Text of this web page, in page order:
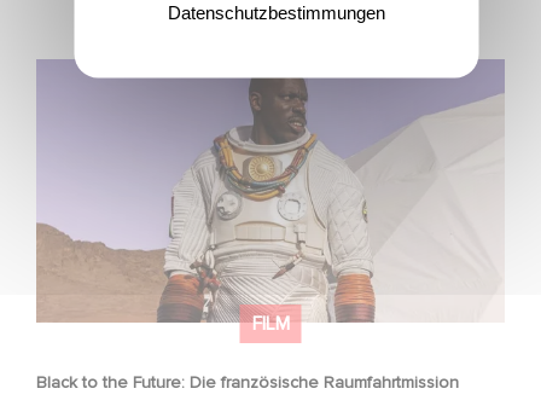
FILM
Black to the Future: Die französische Raumfahrtmission
Black to the Future: Die französische Raumfahrtmission
Datenschutzbestimmungen